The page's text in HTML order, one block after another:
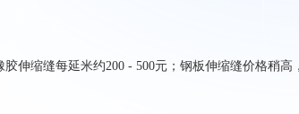
伸缩缝每延米约200 - 500元；钢板伸缩缝价格稍高